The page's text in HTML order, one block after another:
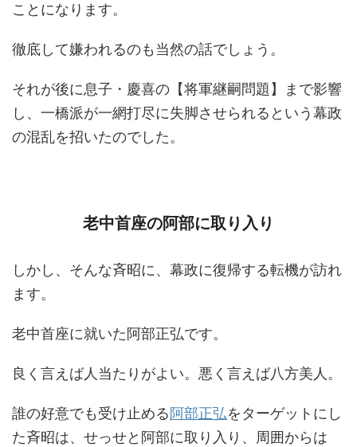
ことになります。
徹底して嫌われるのも当然の話でしょう。
それが後に息子・慶喜の【将軍継嗣問題】まで影響
し、一橋派が一網打尽に失脚させられるという幕政
の混乱を招いたのでした。
老中首座の阿部に取り入り
しかし、そんな斉昭に、幕政に復帰する転機が訪れ
ます。
老中首座に就いた阿部正弘です。
良く言えば人当たりがよい。悪く言えば八方美人。
誰の好意でも受け止める阿部正弘をターゲットにし
た斉昭は、せっせと阿部に取り入り、周囲からは